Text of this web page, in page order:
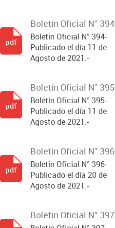
Boletín Oficial N° 394
Boletin Oficial N° 394-
Publicado el día 11 de
Agosto de 2021.-
pdf
Boletín Oficial N° 395
Boletín Oficial N° 395-
Publicado el día 11 de
Agosto de 2021.-
pdf
Boletin Oficial N° 396
Boletin Oficial N° 396-
Publicado el día 20 de
Agosto de 2021.-
pdf
Boletin Oficial N° 397